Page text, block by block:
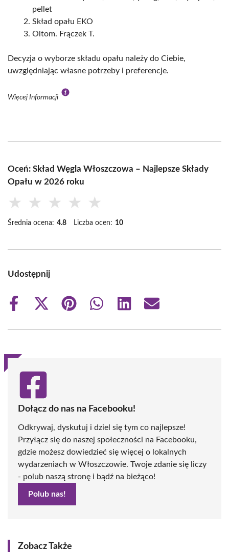
pellet
Skład opału EKO
Oltom. Frączek T.
Decyzja o wyborze składu opału należy do Ciebie,
uwzględniając własne potrzeby i preferencje.
Więcej Informacji
Oceń: Skład Węgla Włoszczowa – Najlepsze Składy
Opału w 2026 roku
★ ★ ★ ★ ★
Średnia ocena: 4.8 Liczba ocen: 10
Udostępnij
Share
Share
(Twitter)
Share
Share
Share
Share
Dołącz do nas na Facebooku!
Odkrywaj, dyskutuj i dziel się tym co najlepsze!
Przyłącz się do naszej społeczności na Facebooku,
gdzie możesz dowiedzieć się więcej o lokalnych
wydarzeniach w Włoszczowie. Twoje zdanie się liczy
- polub naszą stronę i bądź na bieżąco!
Polub nas!
Zobacz Także